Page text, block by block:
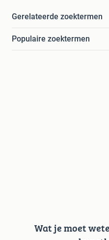
Gerelateerde zoektermen
Populaire zoektermen
Wat je moet